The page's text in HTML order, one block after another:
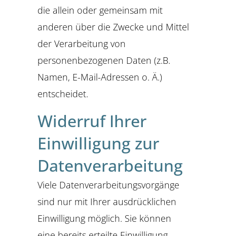
die allein oder gemeinsam mit
anderen über die Zwecke und Mittel
der Verarbeitung von
personenbezogenen Daten (z.B.
Namen, E-Mail-Adressen o. Ä.)
entscheidet.
Widerruf Ihrer
Einwilligung zur
Datenverarbeitung
Viele Datenverarbeitungsvorgänge
sind nur mit Ihrer ausdrücklichen
Einwilligung möglich. Sie können